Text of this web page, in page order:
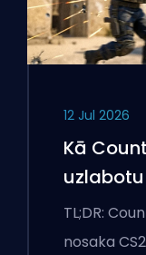
12 Jul 2026
Kā
TL;DR:
nosaka